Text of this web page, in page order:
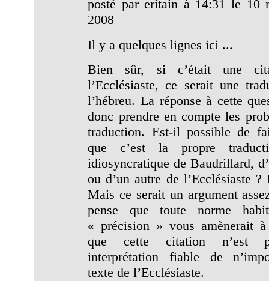
posté par eritain à 14:31 le 10
2008
Il y a quelques lignes ici ...
Bien sûr, si c’était une
l’Ecclésiaste, ce serait une
l’hébreu. La réponse à cette
donc prendre en compte les
traduction. Est-il possible de
que c’est la propre
idiosyncratique de Baudrillard,
ou d’un autre de l’Ecclésiaste ?
Mais ce serait un argument
pense que toute norme
« précision » vous amènerait
que cette citation n’est
interprétation fiable de
texte de l’Ecclésiaste.